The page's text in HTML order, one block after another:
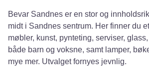
Bevar Sandnes er en stor og
midt i Sandnes sentrum. Her finner du
møbler, kunst, pynteting, serviser,
både barn og voksne, samt lamper,
mye mer. Utvalget fornyes jevnlig.